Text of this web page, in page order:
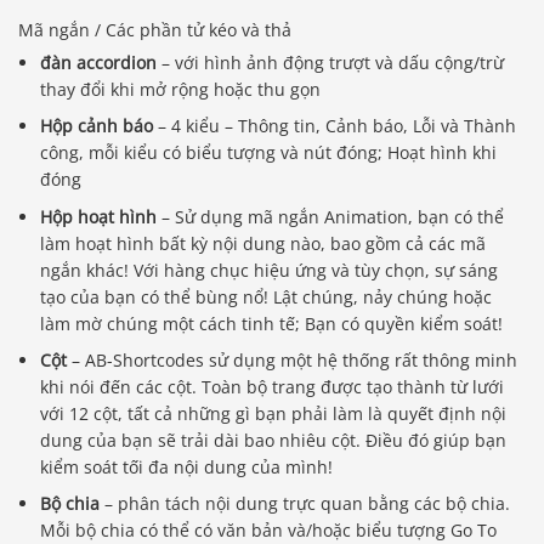
Mã ngắn / Các phần tử kéo và thả
đàn accordion – với hình ảnh động trượt và dấu cộng/trừ
thay đổi khi mở rộng hoặc thu gọn
Hộp cảnh báo– 4 kiểu – Thông tin, Cảnh báo, Lỗi và Thành
công, mỗi kiểu có biểu tượng và nút đóng; Hoạt hình khi
đóng
Hộp hoạt hình – Sử dụng mã ngắn Animation, bạn có thể
làm hoạt hình bất kỳ nội dung nào, bao gồm cả các mã
ngắn khác! Với hàng chục hiệu ứng và tùy chọn, sự sáng
tạo của bạn có thể bùng nổ! Lật chúng, nảy chúng hoặc
làm mờ chúng một cách tinh tế; Bạn có quyền kiểm soát!
Cột– AB-Shortcodes sử dụng một hệ thống rất thông minh
khi nói đến các cột. Toàn bộ trang được tạo thành từ lưới
với 12 cột, tất cả những gì bạn phải làm là quyết định nội
dung của bạn sẽ trải dài bao nhiêu cột. Điều đó giúp bạn
kiểm soát tối đa nội dung của mình!
Bộ chia – phân tách nội dung trực quan bằng các bộ chia.
Mỗi bộ chia có thể có văn bản và/hoặc biểu tượng Go To